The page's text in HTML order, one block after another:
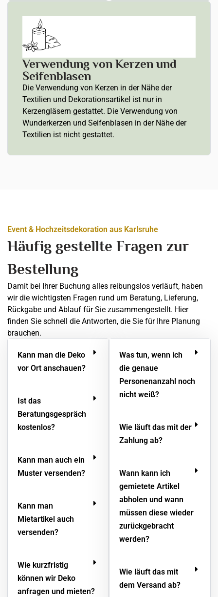
Verwendung von Kerzen und
Seifenblasen
Die Verwendung von Kerzen in der Nähe der
Textilien und Dekorationsartikel ist nur in
Kerzengläsern gestattet. Die Verwendung von
Wunderkerzen und Seifenblasen in der Nähe der
Textilien ist nicht gestattet.
Event & Hochzeitsdekoration aus Karlsruhe
Häufig gestellte Fragen zur
Bestellung
Damit bei Ihrer Buchung alles reibungslos verläuft, haben
wir die wichtigsten Fragen rund um Beratung, Lieferung,
Rückgabe und Ablauf für Sie zusammengestellt. Hier
finden Sie schnell die Antworten, die Sie für Ihre Planung
brauchen.
Kann man die Deko
vor Ort anschauen?
Ist das
Beratungsgespräch
kostenlos?
Kann man auch ein
Muster versenden?
Kann man
Mietartikel auch
versenden?
Wie kurzfristig
können wir Deko
anfragen und mieten?
Was tun, wenn ich
die genaue
Personenanzahl noch
nicht weiß?
Wie läuft das mit der
Zahlung ab?
Wann kann ich
gemietete Artikel
abholen und wann
müssen diese wieder
zurückgebracht
werden?
Wie läuft das mit
dem Versand ab?